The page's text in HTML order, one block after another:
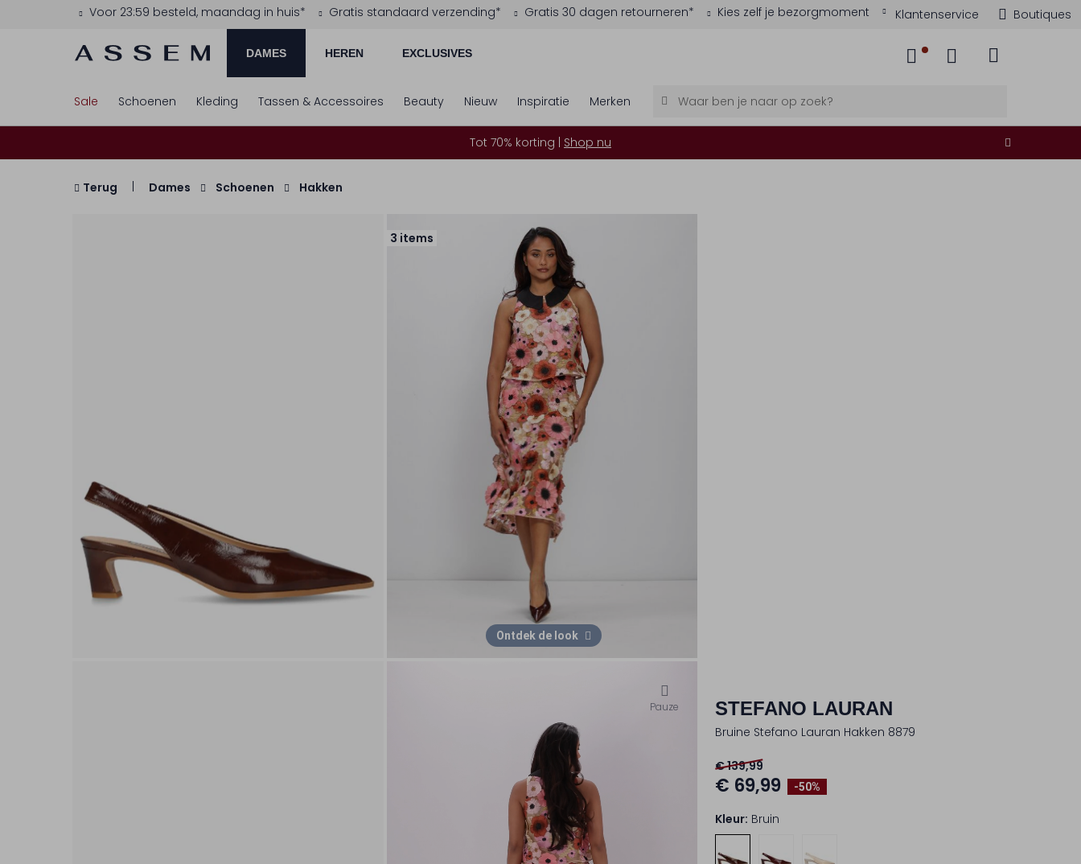
Voor 23:59 besteld, maandag in huis* Gratis standaard verzending* Gratis 30 dagen retourneren* Kies zelf je bezorgmoment Klantenservice Boutiques
DAMES HEREN EXCLUSIVES
Sale Schoenen Kleding Tassen & Accessoires Beauty Nieuw Inspiratie Merken
Tot 70% korting | Shop nu
Terug Dames Schoenen Hakken
3 items
Ontdek de look
Pauze STEFANO LAURAN
Bruine Stefano Lauran Hakken 8879
-50%
€ 139,99
€ 69,99
Kleur: Bruin